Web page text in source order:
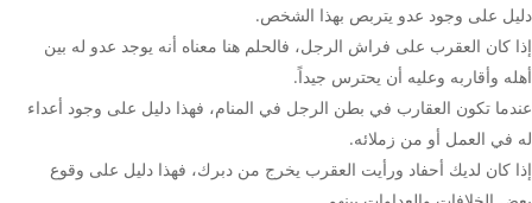
دليل على وجود عدو يتربص بهذا الشخص.
إذا كان العقرب على فراش الرجل، فالحلم هنا معناه أنه يوجد عدو له بين
أهله وأقاربه وعليه أن يحترس جيداً.
عندما تكون العقارب في بطن الرجل في المنام، فهذا دليل على وجود أعداء
له في العمل أو من زملائه.
إذا كان لديك أحفاد ورأيت العقرب يخرج من دبرك، فهذا دليل على وقوع